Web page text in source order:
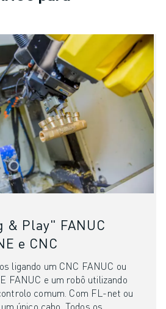
& ENCOMENDAS
A ALTA VELOCIDADE
& Play" FANUC
e CNC
ligando um CNC FANUC ou
FANUC e um robô utilizando
comum. Com FL-net ou
único cabo. Todos os